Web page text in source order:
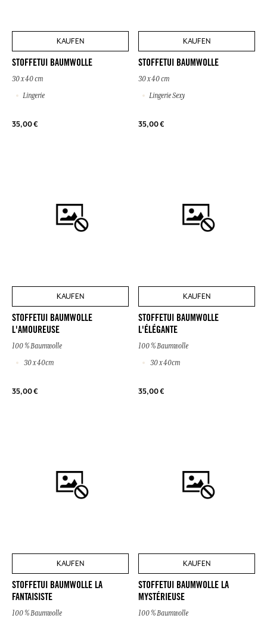
KAUFEN
STOFFETUI BAUMWOLLE
30 x 40 cm
Lingerie
35,00 €
KAUFEN
STOFFETUI BAUMWOLLE
30 x 40 cm
Lingerie Sexy
35,00 €
KAUFEN
STOFFETUI BAUMWOLLE
L'AMOUREUSE
100 % Baumwolle
30 x 40cm
35,00 €
KAUFEN
STOFFETUI BAUMWOLLE
L'ÉLÉGANTE
100 % Baumwolle
30 x 40cm
35,00 €
KAUFEN
STOFFETUI BAUMWOLLE LA
FANTAISISTE
100 % Baumwolle
KAUFEN
STOFFETUI BAUMWOLLE LA
MYSTÉRIEUSE
100 % Baumwolle